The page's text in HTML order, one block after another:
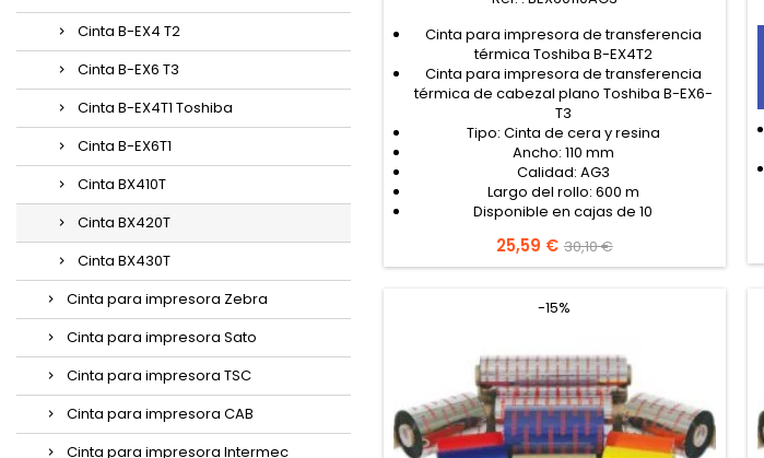
Cinta B-EX4 T2
Cinta B-EX6 T3
Cinta B-EX4T1 Toshiba
Cinta B-EX6T1
Cinta BX410T
Cinta BX420T
Cinta BX430T
Cinta para impresora Zebra
Cinta para impresora Sato
Cinta para impresora TSC
Cinta para impresora CAB
Cinta para impresora Intermec
Cinta para impresora de transferencia
térmica Toshiba B-EX4T2
Cinta para impresora de transferencia
térmica de cabezal plano Toshiba B-EX6-
T3
Tipo: Cinta de cera y resina
Ancho: 110 mm
Calidad: AG3
Largo del rollo: 600 m
Disponible en cajas de 10
Precio
25,59 € Precio
base
30,10 €
-15%